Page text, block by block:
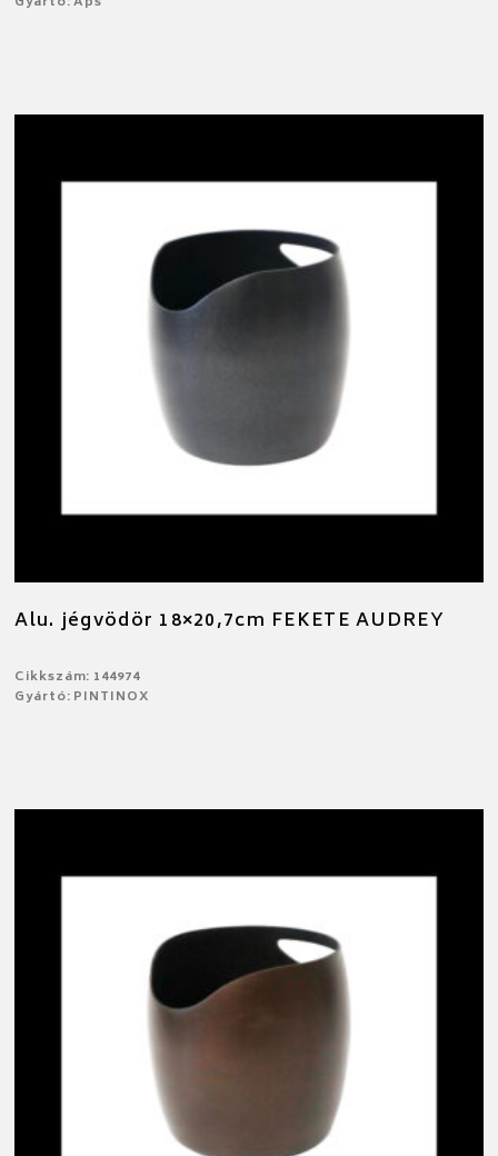
Alu. jégvödör 18×20,7cm FEKETE AUDREY
Cikkszám: 144974
Gyártó: PINTINOX